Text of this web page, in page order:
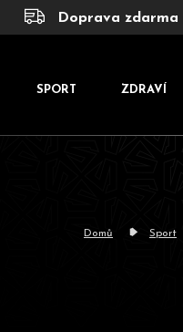
Přejít
Doprava zdarma
SPORT ZDRAVÍ
Domů Sport
o